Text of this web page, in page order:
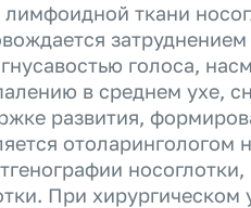
ткани
голоса,
в среднем ухе,
развития,
отоларингологом
носоглотки,
При хирургическом